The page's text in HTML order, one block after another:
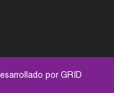
porGRID